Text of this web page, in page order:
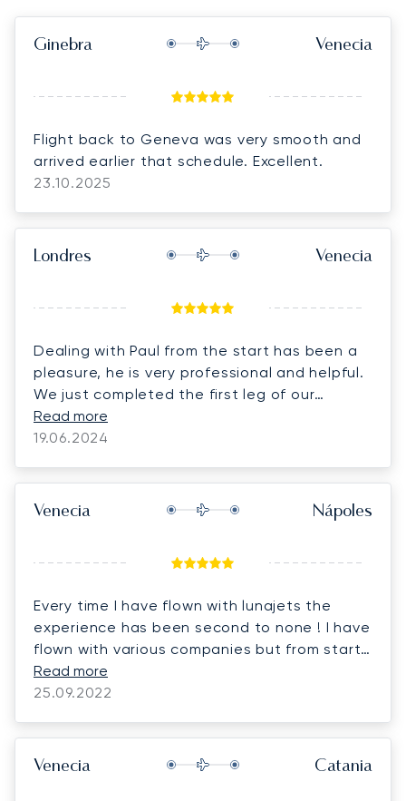
Ginebra Venecia
Flight back to Geneva was very smooth and
arrived earlier that schedule. Excellent.
23.10.2025
Londres Venecia
Dealing with Paul from the start has been a
pleasure, he is very professional and helpful.
We just completed the first leg of our
journey and everything was perfect. Thank
you LunaJets, we couldn’t have hoped for a
Read more
19.06.2024
Venecia Nápoles
Every time I have flown with lunajets the
experience has been second to none ! I have
flown with various companies but from start
to finish these guys are first class 🙏 first
thing in the morning last thing at night
to Augustin Annecca different class mate 🙏
Thank you all 👌
Read more
25.09.2022
Venecia Catania